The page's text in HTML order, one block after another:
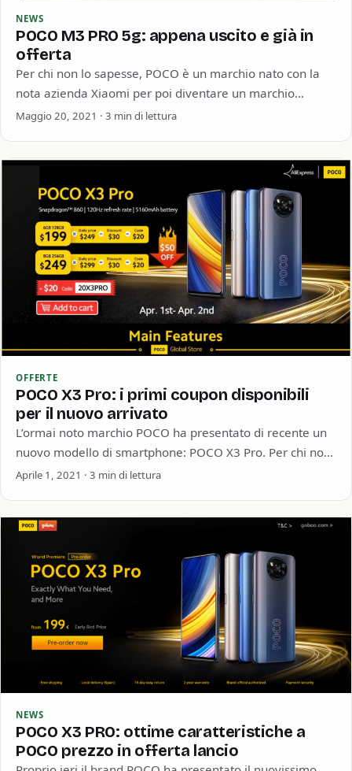
NEWS
POCO M3 PRO 5g: appena uscito e già in
offerta
Per chi non lo sapesse, POCO è un marchio nato con la
nota azienda Xiaomi per poi diventare un marchio
indipendente che oggi vanta…
Maggio 20, 2021 · 3 min di lettura
OFFERTE
POCO X3 Pro: i primi coupon disponibili
per il nuovo arrivato
L’ormai noto marchio POCO ha presentato di recente un
nuovo modello di smartphone: POCO X3 Pro. Per chi non
lo sapesse, POCO è un…
Aprile 1, 2021 · 3 min di lettura
NEWS
POCO X3 PRO: ottime caratteristiche a
POCO prezzo in offerta lancio